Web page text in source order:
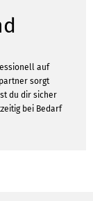
auf
sorgt
du dir sicher
bei Bedarf